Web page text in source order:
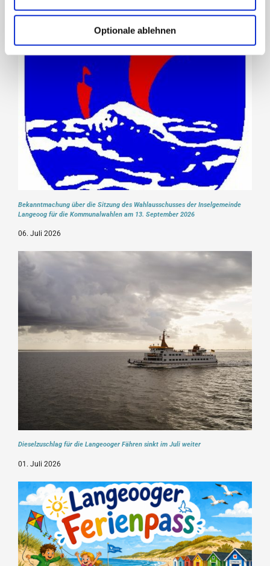
Optionale ablehnen
Bekanntmachung über die Sitzung des Wahlausschusses der Inselgemeinde
Langeoog für die Kommunalwahlen am 13. September 2026
06. Juli 2026
Dieselzuschlag für die Langeooger Fähren sinkt im Juli weiter
01. Juli 2026